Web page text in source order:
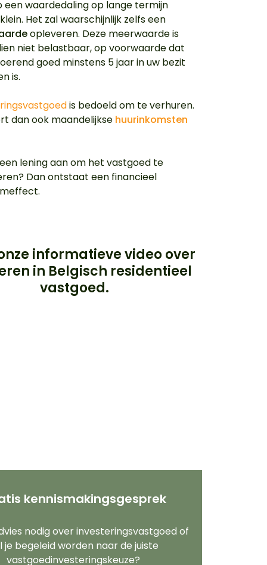
een waardedaling op lange termijn
Het zal waarschijnlijk zelfs een
opleveren. Deze meerwaarde is
niet belastbaar, op voorwaarde dat
goed minstens 5 jaar in uw bezit
is.
is bedoeld om te verhuren.
dan ook maandelijkse huurinkomsten
lening aan om het vastgoed te
Dan ontstaat een financieel
informatieve video over
in Belgisch residentieel
vastgoed.
kennismakingsgesprek
nodig over investeringsvastgoed of
je begeleid worden naar de juiste
vastgoedinvesteringskeuze?